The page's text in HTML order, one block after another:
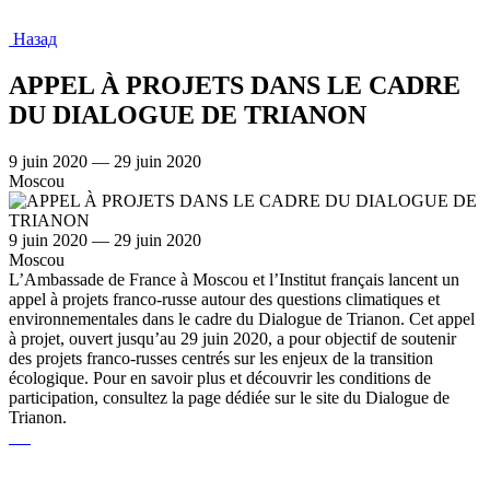
Назад
APPEL À PROJETS DANS LE CADRE
DU DIALOGUE DE TRIANON
9 juin 2020 — 29 juin 2020
Moscou
9 juin 2020 — 29 juin 2020
Moscou
L’Ambassade de France à Moscou et l’Institut français lancent un
appel à projets franco-russe autour des questions climatiques et
environnementales dans le cadre du Dialogue de Trianon. Cet appel
à projet, ouvert jusqu’au 29 juin 2020, a pour objectif de soutenir
des projets franco-russes centrés sur les enjeux de la transition
écologique. Pour en savoir plus et découvrir les conditions de
participation, consultez la page dédiée sur le site du Dialogue de
Trianon.